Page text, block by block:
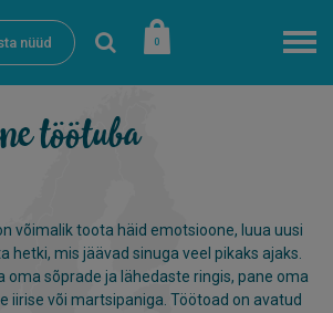
nüüd 0
töötuba
võimalik toota häid emotsioone, luua uusi
hetki, mis jäävad sinuga veel pikaks ajaks.
oma sõprade ja lähedaste ringis, pane oma
iirise või martsipaniga. Töötoad on avatud